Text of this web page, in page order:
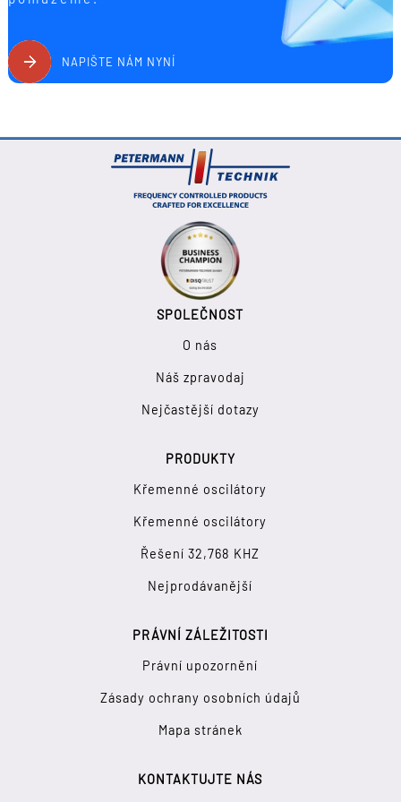
NAPIŠTE NÁM NYNÍ
SPOLEČNOST
O nás
Náš zpravodaj
Nejčastější dotazy
PRODUKTY
Křemenné oscilátory
Křemenné oscilátory
Řešení 32,768 KHZ
Nejprodávanější
PRÁVNÍ ZÁLEŽITOSTI
Právní upozornění
Zásady ochrany osobních údajů
Mapa stránek
KONTAKTUJTE NÁS